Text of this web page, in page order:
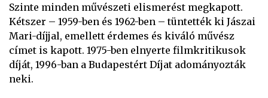
Szinte minden művészeti elismerést megkapott.
Kétszer – 1959-ben és 1962-ben – tüntették ki Jászai
Mari-díjjal, emellett érdemes és kiváló művész
címet is kapott. 1975-ben elnyerte filmkritikusok
díját, 1996-ban a Budapestért Díjat adományozták
neki.